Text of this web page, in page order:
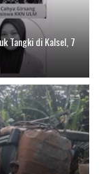
Tangki di Kalsel, 7